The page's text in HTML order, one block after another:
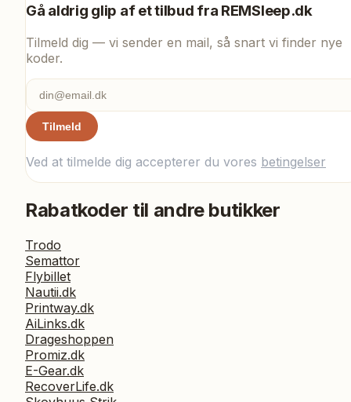
Gå aldrig glip af et tilbud fra REMSleep.dk
Tilmeld dig — vi sender en mail, så snart vi finder nye
koder.
Tilmeld
Ved at tilmelde dig accepterer du vores betingelser
Rabatkoder til andre butikker
Trodo
Semattor
Flybillet
Nautii.dk
Printway.dk
AiLinks.dk
Drageshoppen
Promiz.dk
E-Gear.dk
RecoverLife.dk